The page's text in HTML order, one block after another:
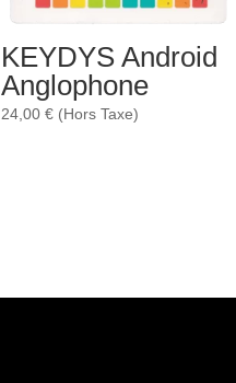
KEYDYS Android
Anglophone
24,00 € (Hors Taxe)